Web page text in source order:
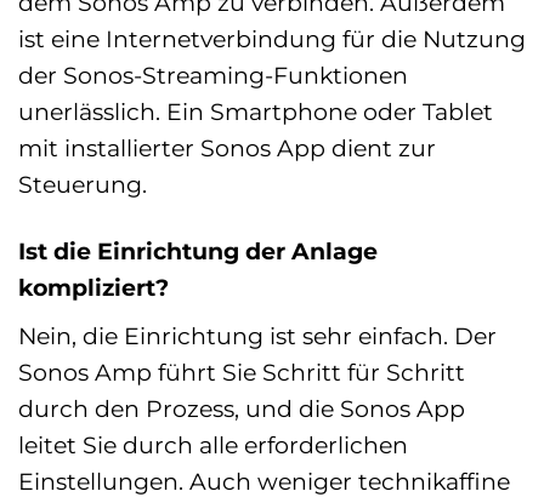
ist eine Internetverbindung für die Nutzung
der Sonos-Streaming-Funktionen
unerlässlich. Ein Smartphone oder Tablet
mit installierter Sonos App dient zur
Steuerung.
Ist die Einrichtung der Anlage
kompliziert?
Nein, die Einrichtung ist sehr einfach. Der
Sonos Amp führt Sie Schritt für Schritt
durch den Prozess, und die Sonos App
leitet Sie durch alle erforderlichen
Einstellungen. Auch weniger technikaffine